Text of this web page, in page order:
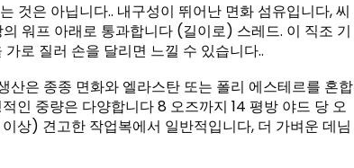
것은 아닙니다.. 내구성이 뛰어난 면화 섬유입니다, 씨
워프 아래로 통과합니다 (길이로) 스레드. 이 직조 기
로 질러 손을 달리면 느낄 수 있습니다..
산은 종종 면화와 엘라스탄 또는 폴리 에스테르를 혼합
인 중량은 다양합니다 8 오즈까지 14 평방 야드 당 오
상) 견고한 작업복에서 일반적입니다, 더 가벼운 데님